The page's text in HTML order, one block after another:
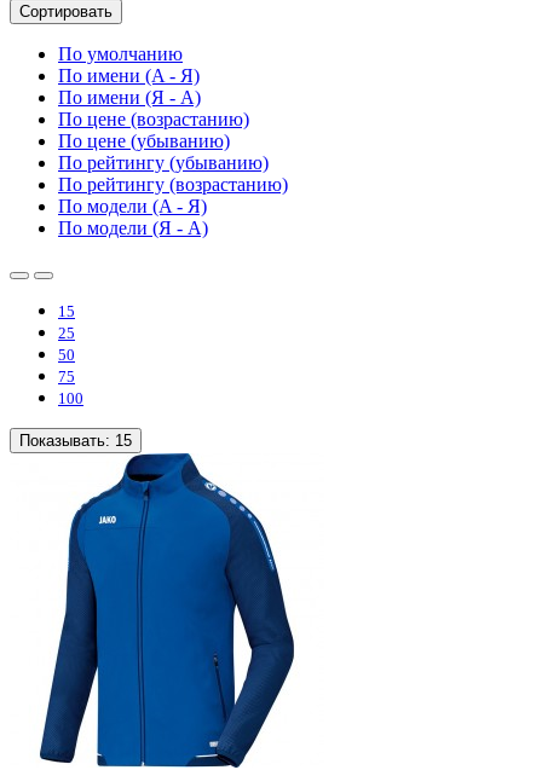
Сортировать
По умолчанию
По имени (A - Я)
По имени (Я - A)
По цене (возрастанию)
По цене (убыванию)
По рейтингу (убыванию)
По рейтингу (возрастанию)
По модели (A - Я)
По модели (Я - A)
15
25
50
75
100
Показывать: 15